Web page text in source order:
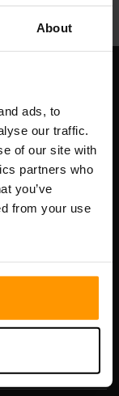
About
ads, to
our traffic.
of our site with
partners who
you’ve
from your use
linnaosa,